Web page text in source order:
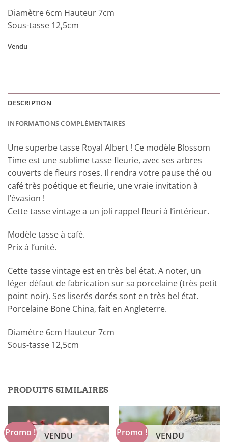
Diamètre 6cm Hauteur 7cm
Sous-tasse 12,5cm
Vendu
DESCRIPTION
INFORMATIONS COMPLÉMENTAIRES
Une superbe tasse Royal Albert ! Ce modèle Blossom
Time est une sublime tasse fleurie, avec ses arbres
couverts de fleurs roses. Il rendra votre pause thé ou
café très poétique et fleurie, une vraie invitation à
l’évasion !
Cette tasse vintage a un joli rappel fleuri à l’intérieur.
Modèle tasse à café.
Prix à l’unité.
Cette tasse vintage est en très bel état. A noter, un
léger défaut de fabrication sur sa porcelaine (très petit
point noir). Ses liserés dorés sont en très bel état.
Porcelaine Bone China, fait en Angleterre.
Diamètre 6cm Hauteur 7cm
Sous-tasse 12,5cm
PRODUITS SIMILAIRES
Promo ! VENDU Promo ! VENDU